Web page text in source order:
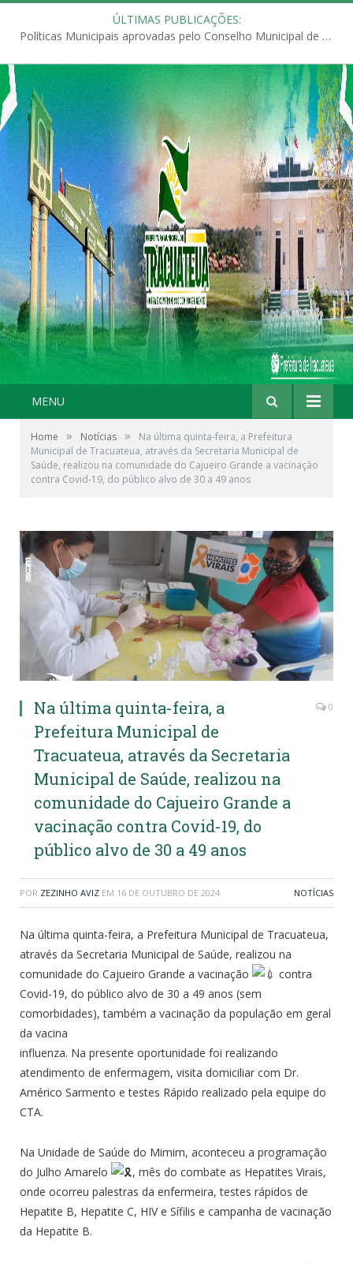
ÚLTIMAS PUBLICAÇÕES:
Políticas Municipais aprovadas pelo Conselho Municipal de Educação (CME)
MENU
Home » Notícias »
Na última quinta-feira, a Prefeitura
Municipal de Tracuateua, através da Secretaria Municipal de
Saúde, realizou na comunidade do Cajueiro Grande a vacinação
contra Covid-19, do público alvo de 30 a 49 anos
Na última quinta-feira, a
Prefeitura Municipal de
Tracuateua, através da Secretaria
Municipal de Saúde, realizou na
comunidade do Cajueiro Grande a
vacinação contra Covid-19, do
público alvo de 30 a 49 anos
0
POR ZEZINHO AVIZ EM 16 DE OUTUBRO DE 2024 NOTÍCIAS
Na última quinta-feira, a Prefeitura Municipal de Tracuateua,
através da Secretaria Municipal de Saúde, realizou na
comunidade do Cajueiro Grande a vacinação
contra
Covid-19, do público alvo de 30 a 49 anos (sem
comorbidades), também a vacinação da população em geral
da vacina
influenza. Na presente oportunidade foi realizando
atendimento de enfermagem, visita domiciliar com Dr.
Américo Sarmento e testes Rápido realizado pela equipe do
CTA.
Na Unidade de Saúde do Mimim, aconteceu a programação
do Julho Amarelo
, mês do combate as Hepatites Virais,
onde ocorreu palestras da enfermeira, testes rápidos de
Hepatite B, Hepatite C, HIV e Sífilis e campanha de vacinação
da Hepatite B.